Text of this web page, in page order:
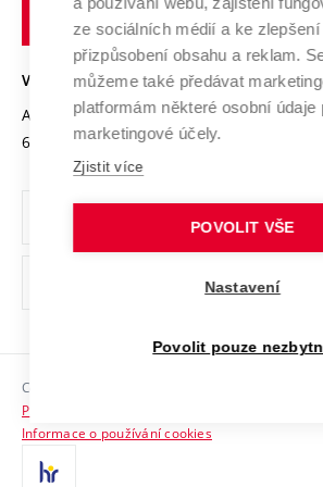
Open Science
Projekty
Projekty ze strukturálních fondů
Specifický výzkum
Mezinárodní dohody
Univerzitní sítě
Podnikavá univerzita / ContriBUTe
Bezpečná univerzita
Vyznamenání
Organizační struktura
Ochrana osobních údajů
odkaz)
Sociální bezpečí
HR Award
VYSOKÉ UČENÍ TECHNICKÉ V BRNĚ
Antonínská 548/1
602 00 Brno
www.vut.cz
vut@vutbr.cz
Copyright © 2026 VUT
Prohlášení o přístupnosti
Informace o používání cookies
ze sociálních médií a ke zlepšení
přizpůsobení obsahu a reklam.
můžeme také předávat
platformám některé osobní údaje
marketingové účely.
Zjistit více
POVOLIT VŠE
Nastavení
Povolit pouze